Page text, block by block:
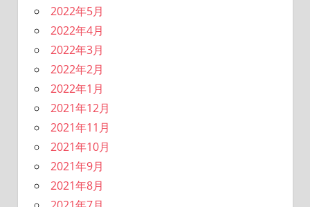
2022年5月
2022年4月
2022年3月
2022年2月
2022年1月
2021年12月
2021年11月
2021年10月
2021年9月
2021年8月